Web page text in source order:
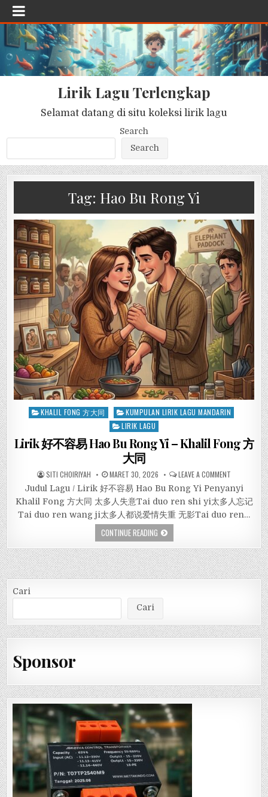
Lirik Lagu Terlengkap
Selamat datang di situ koleksi lirik lagu
Search
Search
Tag: Hao Bu Rong Yi
Posted
KHALIL FONG 方大同
KUMPULAN LIRIK LAGU MANDARIN
LIRIK LAGU
Lirik 好不容易 Hao Bu Rong Yi – Khalil Fong 方
大同
SITI CHOIRIYAH MARET 30, 2026 LEAVE A COMMENT
Judul Lagu / Lirik 好不容易 Hao Bu Rong Yi Penyanyi
Khalil Fong 方大同 太多人失意Tai duo ren shi yi太多人忘记
Tai duo ren wang ji太多人都说爱情失重 无影Tai duo ren…
CONTINUE READING
Cari
Cari
Sponsor